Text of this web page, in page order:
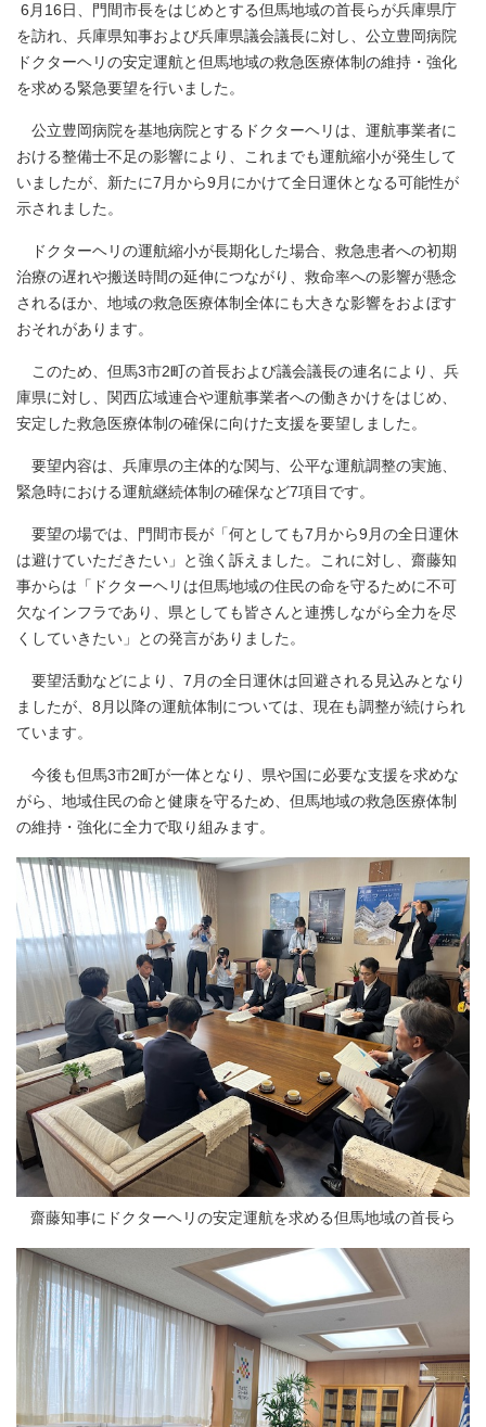
6月16日、門間市長をはじめとする但馬地域の首長らが兵庫県庁
を訪れ、兵庫県知事および兵庫県議会議長に対し、公立豊岡病院
ドクターヘリの安定運航と但馬地域の救急医療体制の維持・強化
を求める緊急要望を行いました。
公立豊岡病院を基地病院とするドクターヘリは、運航事業者に
おける整備士不足の影響により、これまでも運航縮小が発生して
いましたが、新たに7月から9月にかけて全日運休となる可能性が
示されました。
ドクターヘリの運航縮小が長期化した場合、救急患者への初期
治療の遅れや搬送時間の延伸につながり、救命率への影響が懸念
されるほか、地域の救急医療体制全体にも大きな影響をおよぼす
おそれがあります。
このため、但馬3市2町の首長および議会議長の連名により、兵
庫県に対し、関西広域連合や運航事業者への働きかけをはじめ、
安定した救急医療体制の確保に向けた支援を要望しました。
要望内容は、兵庫県の主体的な関与、公平な運航調整の実施、
緊急時における運航継続体制の確保など7項目です。
要望の場では、門間市長が「何としても7月から9月の全日運休
は避けていただきたい」と強く訴えました。これに対し、齋藤知
事からは「ドクターヘリは但馬地域の住民の命を守るために不可
欠なインフラであり、県としても皆さんと連携しながら全力を尽
くしていきたい」との発言がありました。
要望活動などにより、7月の全日運休は回避される見込みとなり
ましたが、8月以降の運航体制については、現在も調整が続けられ
ています。
今後も但馬3市2町が一体となり、県や国に必要な支援を求めな
がら、地域住民の命と健康を守るため、但馬地域の救急医療体制
の維持・強化に全力で取り組みます。
齋藤知事にドクターヘリの安定運航を求める但馬地域の首長ら